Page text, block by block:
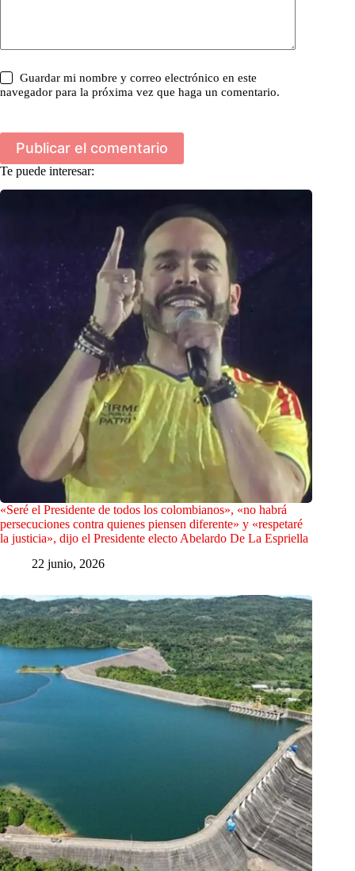
Guardar mi nombre y correo electrónico en este
navegador para la próxima vez que haga un comentario.
Publicar el comentario
Te puede interesar:
«Seré el Presidente de todos los colombianos», «no habrá
persecuciones contra quienes piensen diferente» y «respetaré
la justicia», dijo el Presidente electo Abelardo De La Espriella
22 junio, 2026